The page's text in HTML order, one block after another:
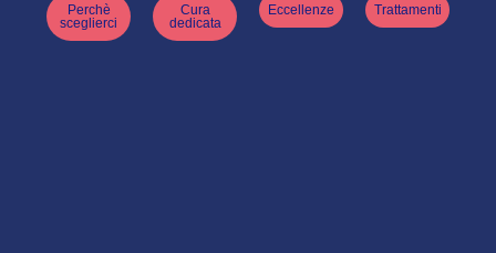
Perchè
sceglierci
Cura
dedicata
Eccellenze Trattamenti